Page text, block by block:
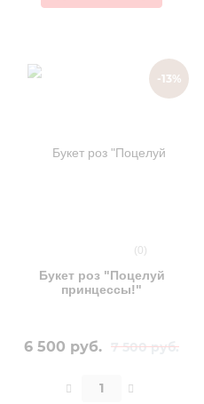
-13%
(0)
Букет роз "Поцелуй
принцессы!"
6 500 руб. 7 500 руб.